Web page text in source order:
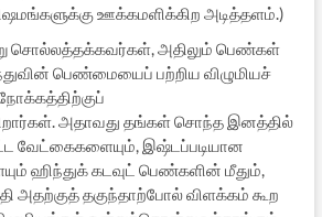
ஊக்கமளிக்கிற அடித்தளம்.)
சொல்லத்தக்கவர்கள், அதிலும் பெண்கள்
பெண்மையைப் பற்றிய விழுமியச்
அதாவது தங்கள் சொந்த இனத்தில்
வேட்கைகளையும், இஷ்டப்படியான
ஹிந்துக் கடவுட் பெண்களின் மீதும்,
அதற்குத் தகுந்தாற்போல் விளக்கம் கூற